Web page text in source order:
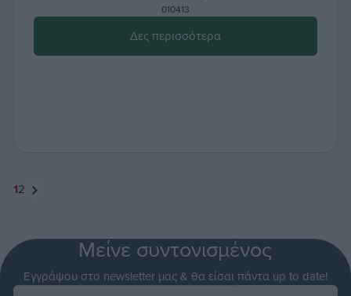
010413
Δες περισσότερα
12
Μείνε συντονισμένος
Εγγράψου στο newsletter μας & θα είσαι πάντα up to date!